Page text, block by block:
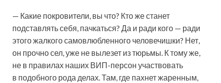
— Какие покровители, вы что? Кто же станет
подставлять себя, пачкаться? Да и ради кого — ради
этого жалкого самовлюбленного человечишки? Нет,
он прочно сел, уже не вылезет из тюрьмы. К тому же,
не в правилах наших ВИП-персон участвовать
в подобного рода делах. Там, где пахнет жаренным,